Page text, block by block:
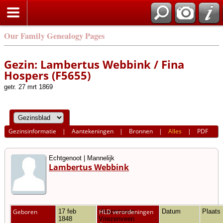
Our Family Genealogy Pages
Gezin: Lambertus Webbink / Fina
Hospers (F5655)
getr. 27 mrt 1869
Gezinsinformatie |Aantekeningen | Bronnen |Alles | PDF
Echtgenoot | Mannelijk
Lambertus Webbink
Geboren
17 feb
1848
Vriezenveen,
Vriezenveen
HLD verordeningen Datum Plaats